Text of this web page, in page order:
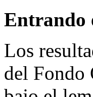
Entrando
Los
del Fondo